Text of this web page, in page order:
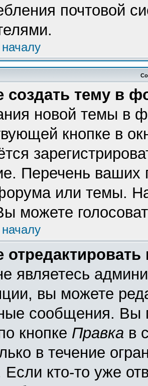
почтовой
создать тему в
новой темы в
кнопке в
Перечень ваших
или темы.
можете
являетесь
вы можете
сообщения. Вы
кнопке Правка в
в течение
Если кто-то уже